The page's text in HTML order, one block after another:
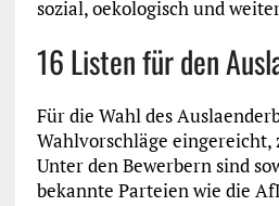
sozial, oekologisch und
16 Listen für den
Für die Wahl des
Wahlvorschläge eingereicht,
Unter den Bewerbern sind
bekannte Parteien wie die